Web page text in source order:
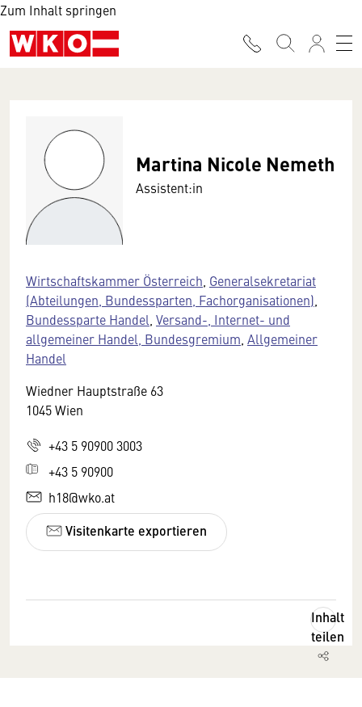
Zum Inhalt springen
Martina Nicole Nemeth
Assistent:in
Wirtschaftskammer Österreich Generalsekretariat
(Abteilungen, Bundessparten, Fachorganisationen)
Bundessparte Handel Versand-, Internet- und
allgemeiner Handel, Bundesgremium Allgemeiner
Handel
Wiedner Hauptstraße 63
1045 Wien
+43 5 90900 3003
+43 5 90900
h18@wko.at
Visitenkarte exportieren
Inhalt
teilen